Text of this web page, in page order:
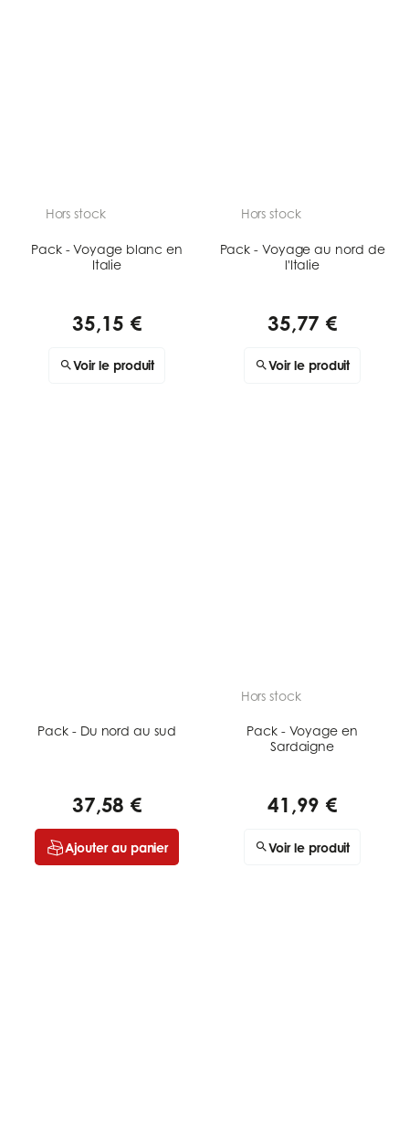
Hors stock
Pack - Voyage blanc en
Italie
35,15 €
Voir le produit
Hors stock
Pack - Voyage au nord de
l'Italie
35,77 €
Voir le produit
Pack - Du nord au sud
37,58 €
Ajouter au panier
Hors stock
Pack - Voyage en
Sardaigne
41,99 €
Voir le produit